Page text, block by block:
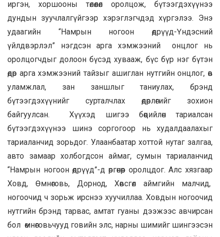
иргэн, хоршооны төлөөлөл оролцож, бүтээгдэхүүнээ
дундын зуучлалгүйгээр хэрэглэгчдэд хүргэлээ. Энэ
удаагийн “Намрын ногоон өдрүүд-Үндэсний
үйлдвэрлэл” нэгдсэн арга хэмжээний онцлог нь
оролцогчдыг долоон бүсэд хувааж, бүс бүр нэг бүтэн
өдөр арга хэмжээний тайзыг ашиглан нутгийн онцлог, өв
уламжлал, зан заншлыг таниулах, брэнд
бүтээгдэхүүнийг сурталчлах өдөрлөгийг зохион
байгуулсан. Хүүхэд шигээ бөөцийлөн тариалсан
бүтээгдэхүүнээ шинэ соргогоор нь худалдаалахыг
тариаланчид зорьдог. Улаанбаатар хоттой нутаг залгаа,
авто замаар холбогдсон аймаг, сумын тариаланчид
“Намрын ногоон өдрүүд”-д өргөнөөр оролцдог. Алс хязгаар
Ховд, Өмнөговь, Дорнод, Хөвсгөл аймгийн малчид,
ногоочид ч зорьж ирснээ хуучиллаа. Ховдын ногоочид
нутгийн брэнд тарвас, амтат гуаны дээжээс авчирсан
бол өмнөговьчууд говийн элс, нарны шимийг шингээсэн